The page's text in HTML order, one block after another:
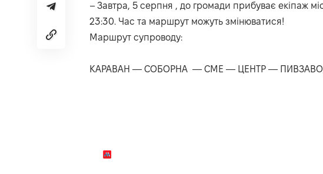
– Завтра, 5 серпня , до громади прибуває екіпаж
23:30. Час та маршрут можуть змінюватися!
Маршрут супроводу:
КАРАВАН — СОБОРНА — СМЕ — ЦЕНТР —